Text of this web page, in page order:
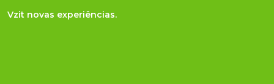
Vzit novas experiências.